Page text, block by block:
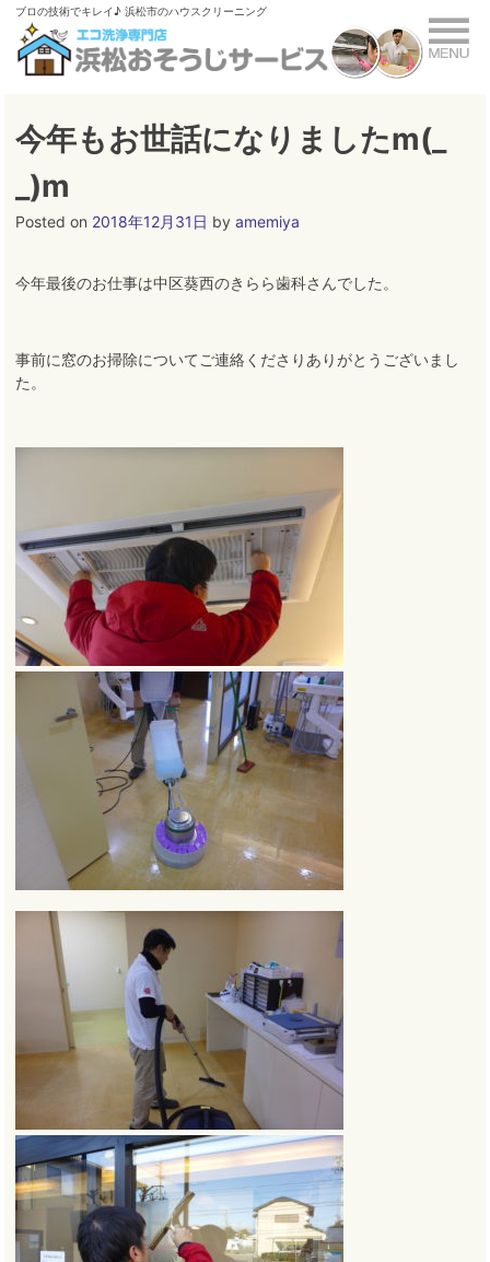
Skip
content
ブロの技術でキレイ♪ 浜松市のハウスクリーニング
今年もお世話になりましたm(_
_)m
Posted on 2018年12月31日 byamemiya
今年最後のお仕事は中区葵西のきらら歯科さんでした 。
事前に窓のお掃除についてご連絡くださりありがとうございまし
た 。